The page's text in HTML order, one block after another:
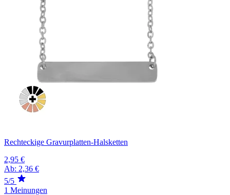
Rechteckige Gravurplatten-Halsketten
2,95 €
Ab: 2,36 €
5/5
1 Meinungen